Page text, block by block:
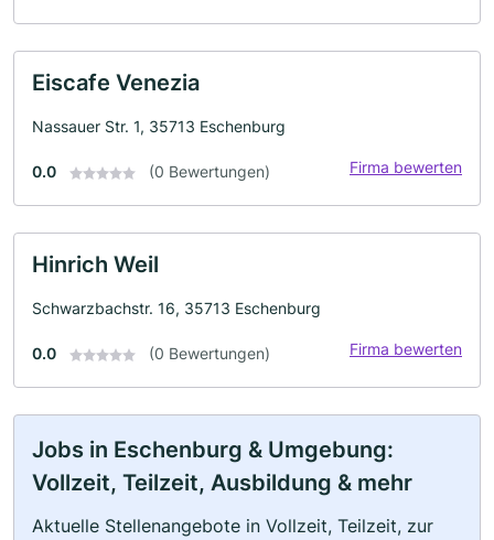
Eiscafe Venezia
Nassauer Str. 1, 35713 Eschenburg
0.0 (0 Bewertungen) Firma bewerten
Hinrich Weil
Schwarzbachstr. 16, 35713 Eschenburg
0.0 (0 Bewertungen) Firma bewerten
Jobs in Eschenburg & Umgebung:
Vollzeit, Teilzeit, Ausbildung & mehr
Aktuelle Stellenangebote in Vollzeit, Teilzeit, zur